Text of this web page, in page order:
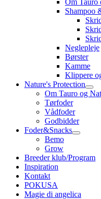
Shampoo
Neglepleje
Børster
Kamme
Klippere
Nature's Protection
Om Tauro og
Tørfoder
Vådfoder
Godbidder
Foder&Snacks
Bemo
Grow
Breeder klub/Program
Inspiration
Kontakt
POKUSA
Magie di angelica